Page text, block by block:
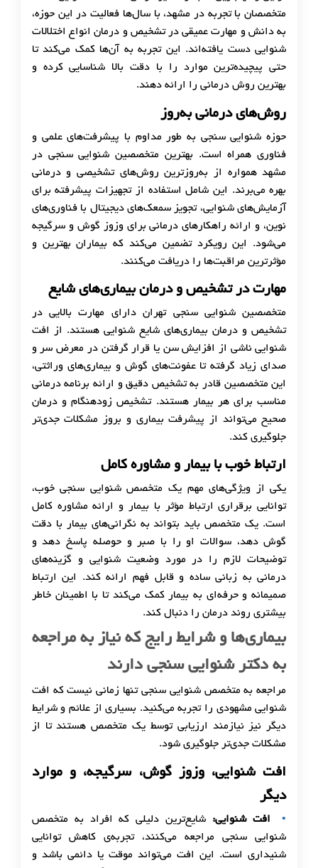
متخصصان با تجربه در مشهد، با سال‌ها فعالیت در این حوزه،
به دانش و مهارت عمیقی در تشخیص و درمان انواع اختلالات
شنوایی دست یافته‌اند. این تجربه به آن‌ها کمک می‌کند تا
حتی پیچیده‌ترین موارد را با دقت بالا شناسایی کرده و
بهترین روش درمانی را ارائه دهند.
روش‌های درمانی به‌روز
حوزه شنوایی سنجی به طور مداوم با پیشرفت‌های علمی و
فناوری همراه است. بهترین متخصصین شنوایی سنجی در
مشهد همواره از به‌روزترین روش‌های تشخیصی و درمانی
بهره می‌برند. این شامل استفاده از تجهیزات پیشرفته برای
آزمایش‌های شنوایی، تجویز سمعک‌های دیجیتال با فناوری‌های
نوین، و ارائه راهکارهای درمانی برای وزوز گوش و سرگیجه
می‌شود. این رویکرد تضمین می‌کند که بیماران بهترین و
مؤثرترین مراقبت‌ها را دریافت می‌کنند.
مهارت در تشخیص و درمان بیماری‌های شایع
متخصصین شنوایی سنجی تهران دارای مهارت بالایی در
تشخیص و درمان بیماری‌های شایع شنوایی هستند. از افت
شنوایی ناشی از افزایش سن یا قرار گرفتن در معرض سر و
صدای زیاد گرفته تا عفونت‌های گوش و بیماری‌های وراثتی،
این متخصصین قادر به تشخیص دقیق و ارائه برنامه درمانی
مناسب برای هر بیمار هستند. تشخیص زودهنگام و درمان
صحیح می‌تواند از پیشرفت بیماری و بروز مشکلات جدی‌تر
جلوگیری کند.
ارتباط خوب با بیمار و مشاوره کامل
یکی از ویژگی‌های مهم یک متخصص شنوایی سنجی خوب،
توانایی برقراری ارتباط مؤثر با بیمار و ارائه مشاوره کامل
است. یک متخصص باید بتواند به نگرانی‌های بیمار با دقت
گوش دهد، سوالات او را با صبر و حوصله پاسخ دهد و
توضیحات لازم را در مورد وضعیت شنوایی و گزینه‌های
درمانی به زبانی ساده و قابل فهم ارائه کند. این ارتباط
صمیمانه و حرفه‌ای به بیمار کمک می‌کند تا با اطمینان خاطر
بیشتری روند درمان را دنبال کند.
بیماری‌ها و شرایط رایج که نیاز به مراجعه
به دکتر شنوایی سنجی دارند
مراجعه به متخصص شنوایی سنجی تنها زمانی نیست که افت
شنوایی مشهودی را تجربه می‌کنید. بسیاری از علائم و شرایط
دیگر نیز نیازمند ارزیابی توسط یک متخصص هستند تا از
مشکلات جدی‌تر جلوگیری شود.
افت شنوایی، وزوز گوش، سرگیجه، و موارد
دیگر
افت شنوایی: شایع‌ترین دلیلی که افراد به متخصص
شنوایی سنجی مراجعه می‌کنند، تجربه‌ی کاهش توانایی
شنیداری است. این افت می‌تواند موقت یا دائمی باشد و